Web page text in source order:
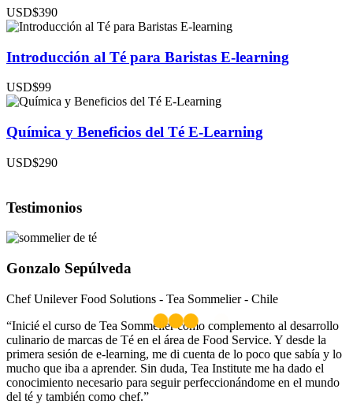
USD$390
Introducción al Té para Baristas E-learning
USD$99
Química y Beneficios del Té E-Learning
USD$290
Testimonios
Gonzalo Sepúlveda
Chef Unilever Food Solutions - Tea Sommelier - Chile
“Inicié el curso de Tea Sommelier como complemento al desarrollo
culinario de marcas de Té en el área de Food Service. Y desde la
primera sesión de e-learning, me di cuenta de lo poco que sabía y lo
mucho que iba a aprender. Sin duda, Tea Institute me ha dado el
conocimiento necesario para seguir perfeccionándome en el mundo
del té y también como chef.”